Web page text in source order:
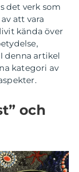
det verk som
att vara
kända över
denna artikel
kategori av
och